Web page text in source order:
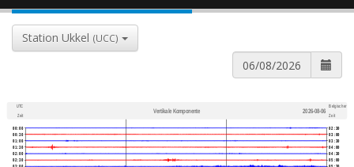
Station Ukkel (UCC)
UTC
Zeit
Vertikale Komponente 2026-08-06
Belgischer
Zeit
00:00
00:30
01:00
01:30
02:00
02:30
02:30
03:00
03:30
04:00
04:30
05:00